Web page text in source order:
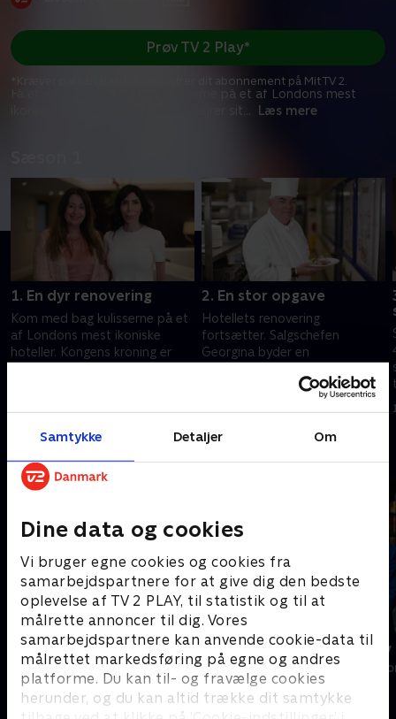
Samtykke Detaljer Om
Dine data og cookies
Vi bruger egne cookies og cookies fra
samarbejdspartnere for at give dig den bedste
oplevelse af TV 2 PLAY, til statistik og til at
målrette annoncer til dig. Vores
samarbejdspartnere kan anvende cookie-data til
målrettet markedsføring på egne og andres
platforme. Du kan til- og fravælge cookies
herunder, og du kan altid trække dit samtykke
Få et enestående kig bag kulisserne på et af Londons mest
ikoniske hoteller. Mens hotellet fejrer sit ... Læs mere
Prøv TV 2 Play*
*Kræver pakken Basis. Administrer dit abonnement på Mit TV 2.
1. En dyr renovering
Kom med bag kulisserne på et
af Londons mest ikoniske
hoteller. Kongens kroning er
2. En stor opgave
Hotellets renovering
fortsætter. Salgschefen
Georgina byder en
79-årige eventmanager, Fillipe,
opfylder VIP-gæsternes behov.
7. september 2024 • 43 min
NIMB - det lille hotel med store
drømme
Livsstil • 1 sæsoner
Hotel
Livsstil • 2